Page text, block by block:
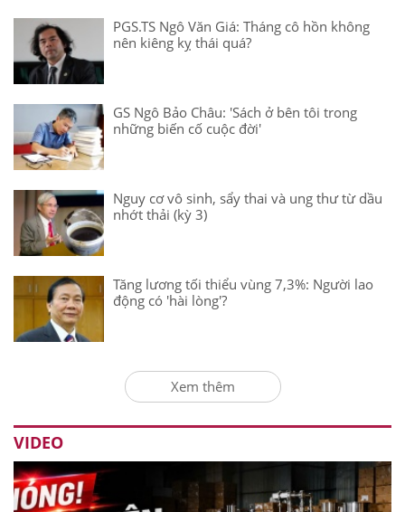
PGS.TS Ngô Văn Giá: Tháng cô hồn không
nên kiêng kỵ thái quá?
GS Ngô Bảo Châu: 'Sách ở bên tôi trong
những biến cố cuộc đời'
Nguy cơ vô sinh, sẩy thai và ung thư từ dầu
nhớt thải (kỳ 3)
Tăng lương tối thiểu vùng 7,3%: Người lao
động có 'hài lòng'?
Xem thêm
VIDEO